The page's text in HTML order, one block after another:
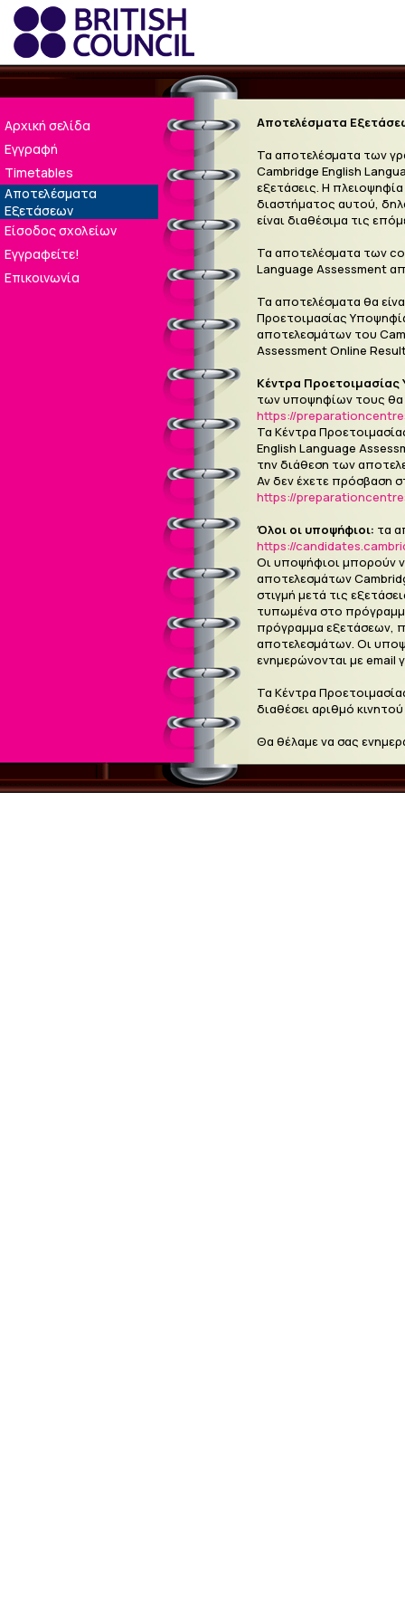
Αρχική σελίδα
Εγγραφή
Timetables
Αποτελέσματα
Εξετάσεων
Είσοδος σχολείων
Εγγραφείτε!
Επικοινωνία
Αποτελέσματα
Τα αποτελέσματα των
Cambridge English
εξετάσεις. Η
διαστήματος αυτού,
είναι διαθέσιμα τις
Τα αποτελέσματα των
Language Assessment
Τα αποτελέσματα θα
Προετοιμασίας
αποτελεσμάτων του
Assessment Online
Κέντρα
των υποψηφίων τους θα
https://
Τα Κέντρα
English Language
την διάθεση των
Αν δεν έχετε πρόσβαση
https://
Όλοι οι υποψήφιοι: τα
https://
Οι υποψήφιοι μπορούν
αποτελεσμάτων
στιγμή μετά τις
τυπωμένα στο
πρόγραμμα εξετάσεων,
αποτελεσμάτων. Οι
ενημερώνονται με email
Τα Κέντρα
διαθέσει αριθμό
Θα θέλαμε να σας